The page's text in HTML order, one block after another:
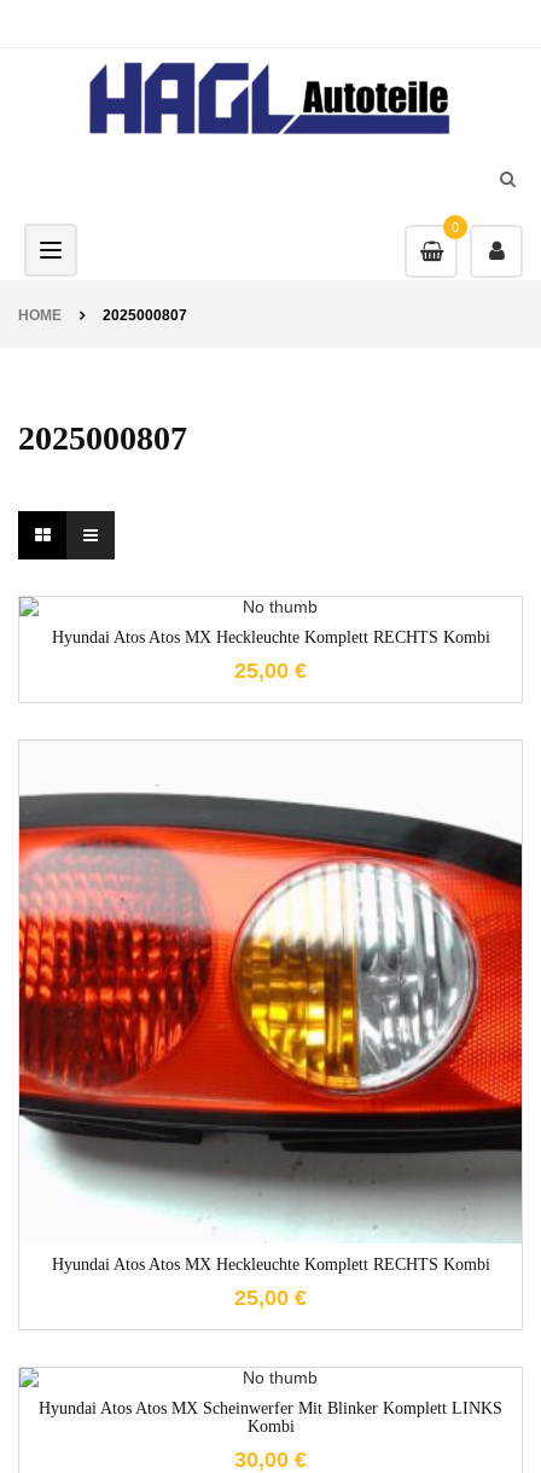
0
Toggle navigation
HOME 2025000807
2025000807
Hyundai Atos Atos MX Heckleuchte Komplett RECHTS Kombi
25,00 €
Hyundai Atos Atos MX Heckleuchte Komplett RECHTS Kombi
25,00 €
1-3 Werktage
Hyundai Atos Atos MX Scheinwerfer Mit Blinker Komplett LINKS
Kombi
30,00 €
1-3 Werktage